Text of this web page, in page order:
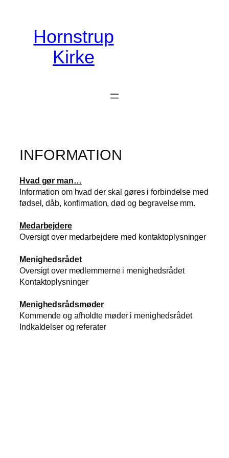
Hornstrup
Kirke
INFORMATION
Hvad gør man…
Information om hvad der skal gøres i forbindelse med
fødsel, dåb, konfirmation, død og begravelse mm.
Medarbejdere
Oversigt over medarbejdere med kontaktoplysninger
Menighedsrådet
Oversigt over medlemmerne i menighedsrådet
Kontaktoplysninger
Menighedsrådsmøder
Kommende og afholdte møder i menighedsrådet
Indkaldelser og referater